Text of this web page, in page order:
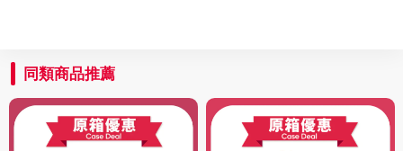
同類商品推薦